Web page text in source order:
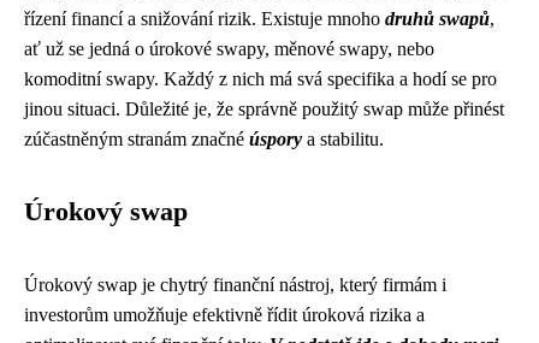
řízení financí a snižování rizik. Existuje mnoho druhů swapů,
ať už se jedná o úrokové swapy, měnové swapy, nebo
komoditní swapy. Každý z nich má svá specifika a hodí se pro
jinou situaci. Důležité je, že správně použitý swap může přinést
zúčastněným stranám značné úspory a stabilitu.
Úrokový swap
Úrokový swap je chytrý finanční nástroj, který firmám i
investorům umožňuje efektivně řídit úroková rizika a